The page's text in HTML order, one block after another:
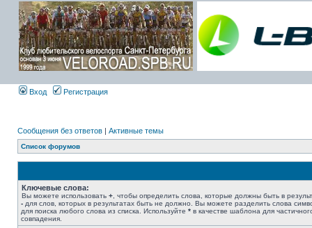
Вход Регистрация
Сообщения без ответов | Активные темы
Список форумов
Ключевые слова:
Вы можете использовать + , чтобы определить слова, которые должны быть в
- для слов, которых в результатах быть не должно. Вы можете разделить слова
для поиска любого слова из списка. Используйте * в качестве шаблона для
совпадения.